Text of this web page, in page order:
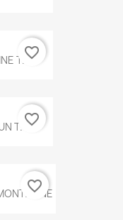
T.497
favorite_border
T.675
favorite_border
favorite_border